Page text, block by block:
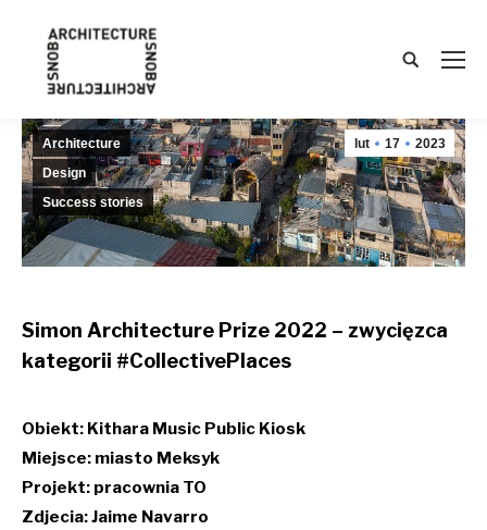
Search:
lut 17 2023
Architecture
Design
Success stories
Simon Architecture Prize 2022 – zwycięzca
kategorii #CollectivePlaces
Obiekt: Kithara Music Public Kiosk
Miejsce: miasto Meksyk
Projekt: pracownia TO
Zdjecia: Jaime Navarro